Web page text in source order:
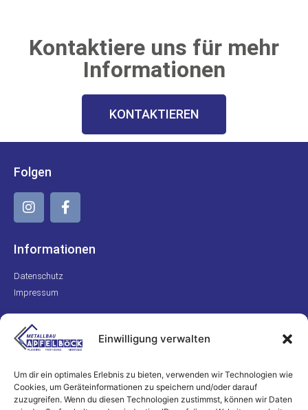
Einwilligung verwalten
Um dir ein optimales Erlebnis zu bieten, verwenden wir Technologien wie
Cookies, um Geräteinformationen zu speichern und/oder darauf
zuzugreifen. Wenn du diesen Technologien zustimmst, können wir Daten
Kontaktiere uns für mehr
Informationen
KONTAKTIEREN
Folgen
Informationen
Datenschutz
Impressum
Kontakt
+49 170 8223311
info@metallbau-apfelboeck.de